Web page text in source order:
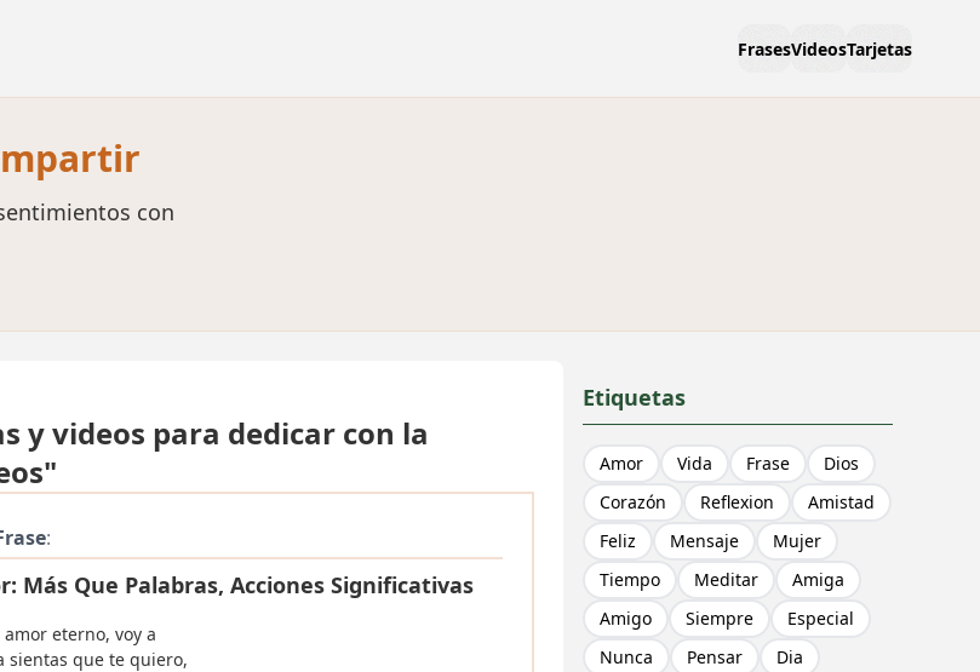
FrasesVideosTarjetas
con
y videos para dedicar con la
:
Más Que Palabras, Acciones Significativas
eterno, voy a
sientas que te quiero,
Etiquetas
Amor Vida Frase
Dios
Corazón
Reflexion
Amistad
Feliz
Mensaje
Mujer
Tiempo
Meditar
Amiga
Amigo
Siempre
Especial
Nunca
Pensar
Dia